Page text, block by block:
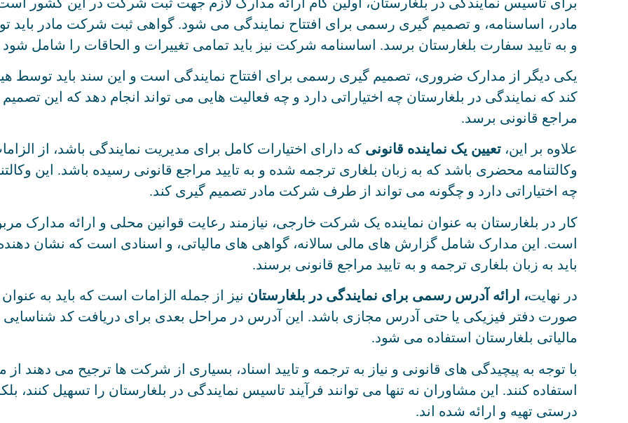
مادر، اساسنامه، و تصمیم گیری رسمی برای افتتاح نمایندگی می شود. گواهی ثبت شرکت مادر
و به تایید سفارت بلغارستان برسد. اساسنامه شرکت نیز باید تمامی تغییرات و الحاقات را شامل
یکی دیگر از مدارک ضروری، تصمیم گیری رسمی برای افتتاح نمایندگی است و این سند باید
کند که نمایندگی در بلغارستان چه اختیاراتی دارد و چه فعالیت هایی می تواند انجام دهد که این تصمیم
مراجع قانونی برسد.
علاوه بر این، تعیین یک نماینده قانونی که دارای اختیارات کامل برای مدیریت نمایندگی باشد، از
وکالتنامه محضری باشد که به زبان بلغاری ترجمه شده و به تایید مراجع قانونی رسیده باشد. این
چه اختیاراتی دارد و چگونه می تواند از طرف شرکت مادر تصمیم گیری کند.
کار در بلغارستان به عنوان نماینده یک شرکت خارجی، نیازمند رعایت قوانین محلی و ارائه مدارک
است. این مدارک شامل گزارش های مالی سالانه، گواهی های مالیاتی، و اسنادی است که نشان
باید به زبان بلغاری ترجمه و به تایید مراجع قانونی برسند.
در نهایت، ارائه آدرس رسمی برای نمایندگی در بلغارستان نیز از جمله الزامات است که باید به
مالیاتی بلغارستان استفاده می شود.
با توجه به پیچیدگی های قانونی و نیاز به ترجمه و تایید اسناد، بسیاری از شرکت ها ترجیح می
استفاده کنند. این مشاوران نه تنها می توانند فرآیند تاسیس نمایندگی در بلغارستان را تسهیل
درستی تهیه و ارائه شده اند.